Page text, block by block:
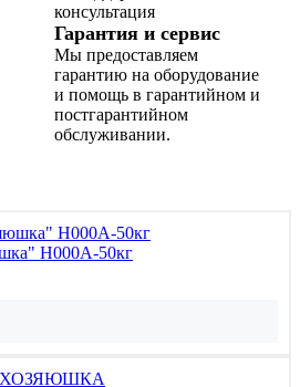
Гарантия и сервис
Мы предоставляем
гарантию на оборудование
и помощь в гарантийном и
постгарантийном
обслуживании.
H000A-50кг